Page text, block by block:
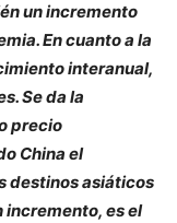
un incremento
En cuanto a la
interanual,
Se da la
precio
China el
destinos asiáticos
incremento, es el